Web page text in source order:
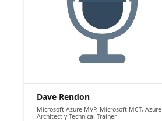
Dave Rendon
Microsoft Azure MVP, Microsoft MCT, Azure
Architect y Technical Trainer